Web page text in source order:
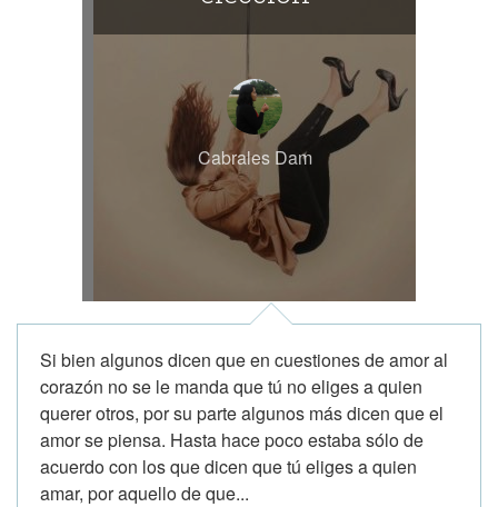
Cabrales Dam
Si bien algunos dicen que en cuestiones de amor al
corazón no se le manda que tú no eliges a quien
querer otros, por su parte algunos más dicen que el
amor se piensa. Hasta hace poco estaba sólo de
acuerdo con los que dicen que tú eliges a quien
amar, por aquello de que...